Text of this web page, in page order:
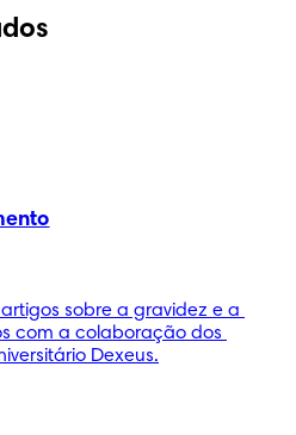
sobre a gravidez e a
com a colaboração dos
Dexeus.